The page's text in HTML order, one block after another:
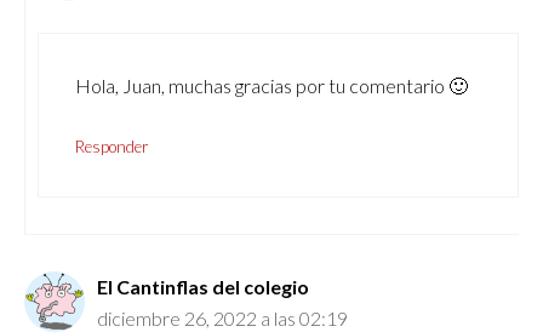
Hola, Juan, muchas gracias por tu comentario 🙂
Responder
El Cantinflas del colegio
diciembre 26, 2022 a las 02:19